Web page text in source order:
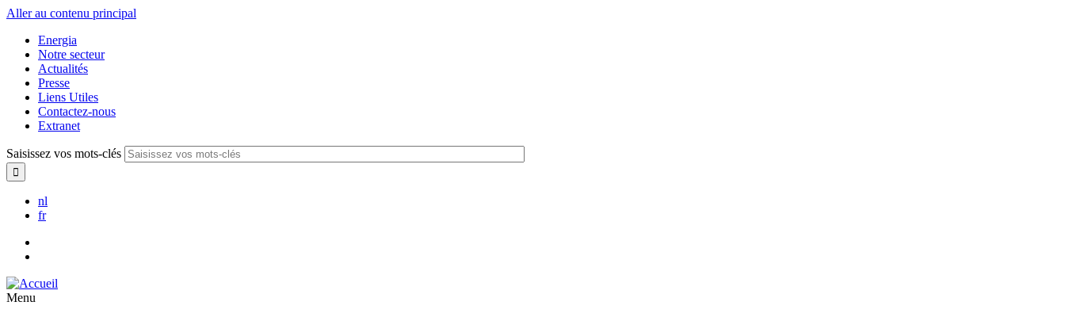
Aller au contenu principal
Energia
Notre secteur
Actualités
Presse
Liens Utiles
Contactez-nous
Extranet
Saisissez vos mots-clés
nl
fr
Menu